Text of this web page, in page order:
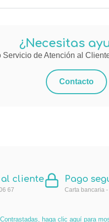
¿Necesitas
Servicio de Atención al
Contacto
cliente
67
Pago
Carta bancaria
haga clic aquí para